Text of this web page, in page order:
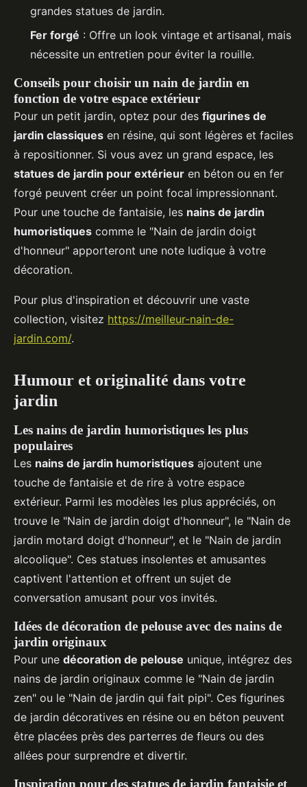
grandes statues de jardin.
Fer forgé : Offre un look vintage et artisanal, mais
nécessite un entretien pour éviter la rouille.
Conseils pour choisir un nain de jardin en
fonction de votre espace extérieur
Pour un petit jardin, optez pour des figurines de
jardin classiques en résine, qui sont légères et faciles
à repositionner. Si vous avez un grand espace, les
statues de jardin pour extérieur en béton ou en fer
forgé peuvent créer un point focal impressionnant.
Pour une touche de fantaisie, les nains de jardin
humoristiques comme le "Nain de jardin doigt
d'honneur" apporteront une note ludique à votre
décoration.
Pour plus d'inspiration et découvrir une vaste
collection, visitez https://meilleur-nain-de-
jardin.com/.
Humour et originalité dans votre
jardin
Les nains de jardin humoristiques les plus
populaires
Les nains de jardin humoristiques ajoutent une
touche de fantaisie et de rire à votre espace
extérieur. Parmi les modèles les plus appréciés, on
trouve le "Nain de jardin doigt d'honneur", le "Nain de
jardin motard doigt d'honneur", et le "Nain de jardin
alcoolique". Ces statues insolentes et amusantes
captivent l'attention et offrent un sujet de
conversation amusant pour vos invités.
Idées de décoration de pelouse avec des nains de
jardin originaux
Pour une décoration de pelouse unique, intégrez des
nains de jardin originaux comme le "Nain de jardin
zen" ou le "Nain de jardin qui fait pipi". Ces figurines
de jardin décoratives en résine ou en béton peuvent
être placées près des parterres de fleurs ou des
allées pour surprendre et divertir.
Inspiration pour des statues de jardin fantaisie et